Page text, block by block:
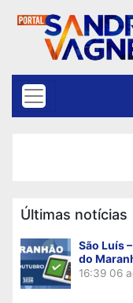
Últimas notícias
São Luís
do
16:39 06